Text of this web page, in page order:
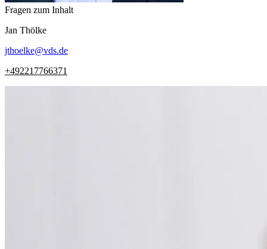
Fragen zum Inhalt
Jan Thölke
jthoelke@vds.de
+492217766371